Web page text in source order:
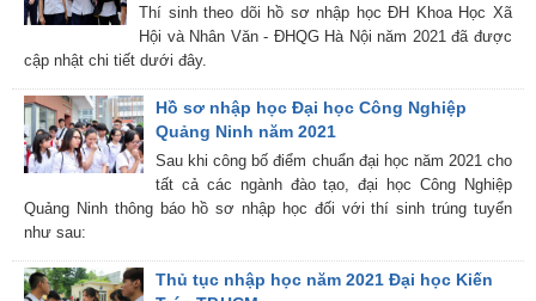
Thí sinh theo dõi hồ sơ nhập học ĐH Khoa Học Xã
Hội và Nhân Văn - ĐHQG Hà Nội năm 2021 đã được
cập nhật chi tiết dưới đây.
Hồ sơ nhập học Đại học Công Nghiệp
Quảng Ninh năm 2021
Sau khi công bố điểm chuẩn đại học năm 2021 cho
tất cả các ngành đào tạo, đại học Công Nghiệp
Quảng Ninh thông báo hồ sơ nhập học đối với thí sinh trúng tuyển
như sau:
Thủ tục nhập học năm 2021 Đại học Kiến